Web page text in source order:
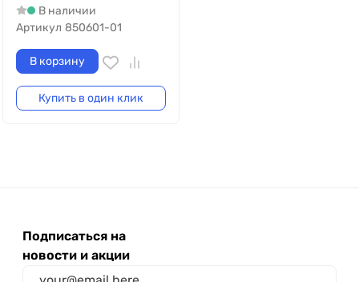
В наличии
Артикул 850601-01
В корзину
Купить в один клик
Подписаться на
новости и акции